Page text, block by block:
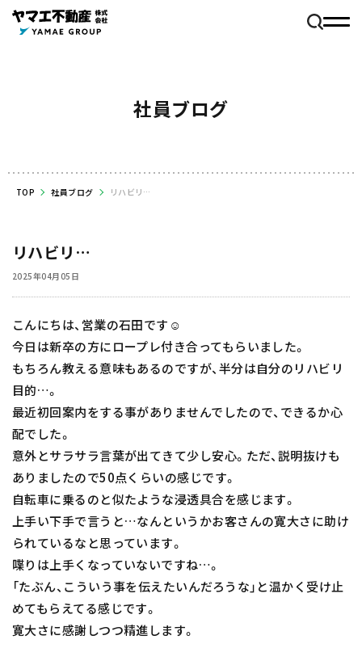
社員ブログ
TOP 社員ブログ リハビリ…
リハビリ…
2025年04月05日
こんにちは、営業の石田です☺️
今日は新卒の方にロープレ付き合ってもらいました。
もちろん教える意味もあるのですが、半分は自分のリハビリ
目的…。
最近初回案内をする事がありませんでしたので、できるか心
配でした。
意外とサラサラ言葉が出てきて少し安心。ただ、説明抜けも
ありましたので50点くらいの感じです。
自転車に乗るのと似たような浸透具合を感じます。
上手い下手で言うと…なんというかお客さんの寛大さに助け
られているなと思っています。
喋りは上手くなっていないですね…。
「たぶん、こういう事を伝えたいんだろうな」と温かく受け止
めてもらえてる感じです。
寛大さに感謝しつつ精進します。